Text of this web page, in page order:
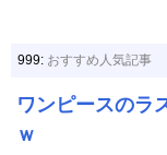
999: おすすめ人気記事
ワンピースのラ
ｗ